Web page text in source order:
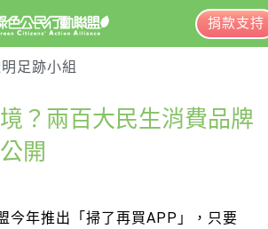
捐款支持
足跡小組
？兩百大民生消費品牌
開
今年推出「掃了再買APP」，只要